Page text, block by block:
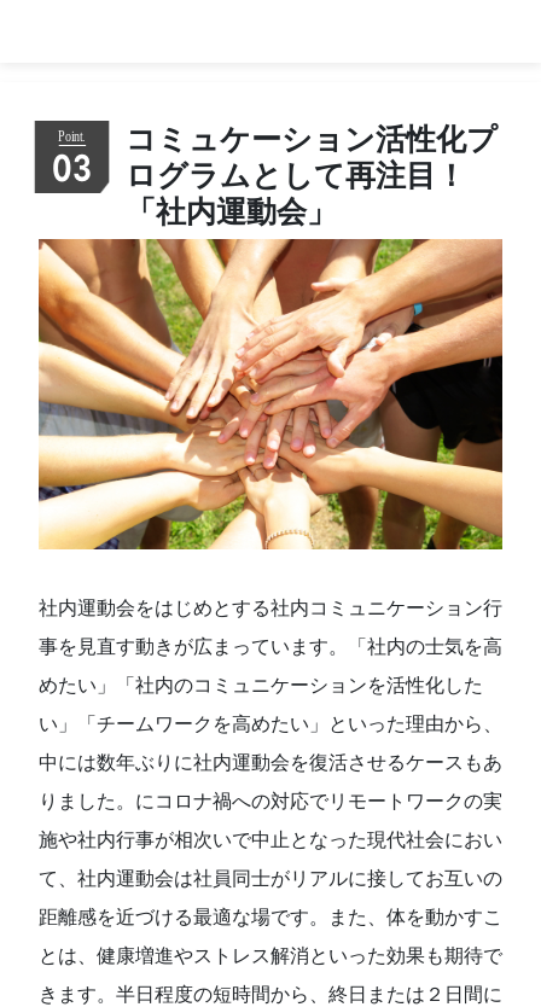
03
コミュケーション活性化プ
ログラムとして再注目！
「社内運動会」
社内運動会をはじめとする社内コミュニケーション行
事を見直す動きが広まっています。「社内の士気を高
めたい」「社内のコミュニケーションを活性化した
い」「チームワークを高めたい」といった理由から、
中には数年ぶりに社内運動会を復活させるケースもあ
りました。にコロナ禍への対応でリモートワークの実
施や社内行事が相次いで中止となった現代社会におい
て、社内運動会は社員同士がリアルに接してお互いの
距離感を近づける最適な場です。また、体を動かすこ
とは、健康増進やストレス解消といった効果も期待で
きます。半日程度の短時間から、終日または２日間に